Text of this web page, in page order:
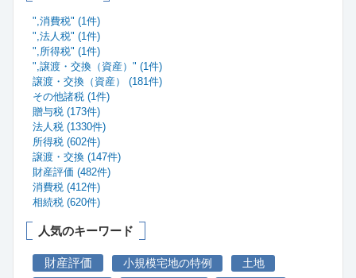
",消費税" (1件)
",法人税" (1件)
",所得税" (1件)
",譲渡・交換（資産）" (1件)
譲渡・交換（資産） (181件)
その他諸税 (1件)
贈与税 (173件)
法人税 (1330件)
所得税 (602件)
譲渡・交換 (147件)
財産評価 (482件)
消費税 (412件)
相続税 (620件)
人気のキーワード
財産評価 小規模宅地の特例 土地